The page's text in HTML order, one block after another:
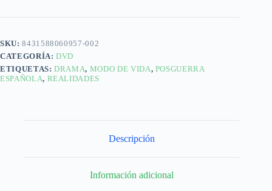
SKU:8431588060957-002
CATEGORÍA:DVD
ETIQUETAS:DRAMA, MODO DE VIDA, POSGUERRA
ESPAÑOLA, REALIDADES
Descripción
Información adicional